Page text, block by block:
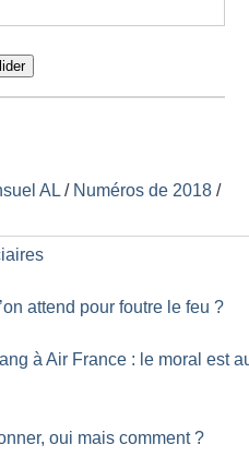
AL / Numéros de 2018 /
attend pour foutre le feu ?
à Air France : le moral est
oui mais comment ?